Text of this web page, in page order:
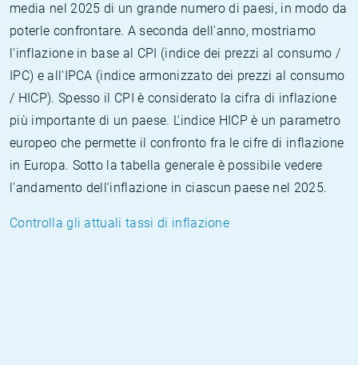
media nel 2025 di un grande numero di paesi, in modo da
poterle confrontare. A seconda dell'anno, mostriamo
l'inflazione in base al CPI (indice dei prezzi al consumo /
IPC) e all'IPCA (indice armonizzato dei prezzi al consumo
/ HICP). Spesso il CPI è considerato la cifra di inflazione
più importante di un paese. L'indice HICP è un parametro
europeo che permette il confronto fra le cifre di inflazione
in Europa. Sotto la tabella generale è possibile vedere
l'andamento dell'inflazione in ciascun paese nel 2025.
Controlla gli attuali tassi di inflazione